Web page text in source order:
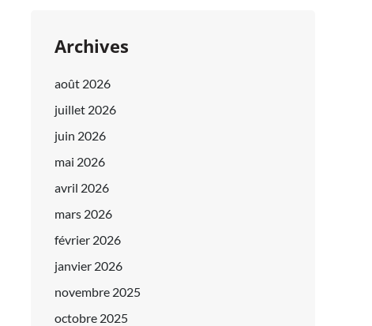
Archives
août 2026
juillet 2026
juin 2026
mai 2026
avril 2026
mars 2026
février 2026
janvier 2026
novembre 2025
octobre 2025